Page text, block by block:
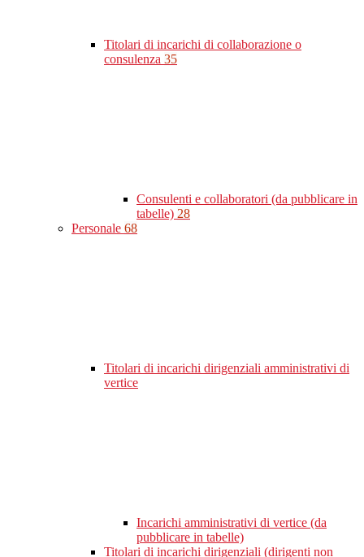
Titolari di incarichi di collaborazione o
consulenza 35
Consulenti e collaboratori (da pubblicare in
tabelle) 28
Personale 68
Titolari di incarichi dirigenziali amministrativi di
vertice
Incarichi amministrativi di vertice (da
pubblicare in tabelle)
Titolari di incarichi dirigenziali (dirigenti non